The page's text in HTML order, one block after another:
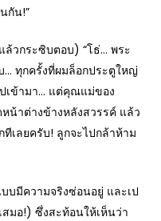
กัน!”
ล้วกระซิบตอบ) “โธ่… พระ
… ทุกครั้งที่ผมล็อกประตูใหญ่
เข้ามา… แต่คุณแม่ของ
น้าต่างข้างหลังสวรรค์ แล้ว
เลยครับ! ลูกจะไปกล้าห้าม
บมีความจริงซ่อนอยู่ และเป
มอ!) ซึ่งสะท้อนให้เห็นว่า